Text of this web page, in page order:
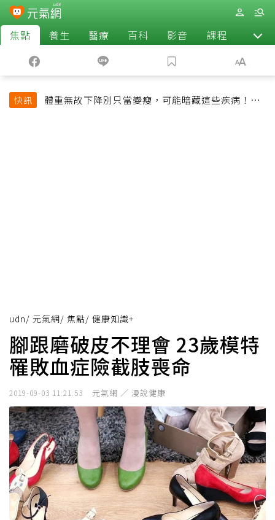
焦點 養生 醫療 百科 影音 課程 退休
快訊
體重無故下降別只當變瘦，可能暗藏這些疾病！醫
udn/ 元氣網/ 焦點/ 健康知識+
腳跟磨破皮不理會 23歲模特
罹敗血症險截肢喪命
2019-09-03 11:21:53 元氣網 ／ 漫說健康